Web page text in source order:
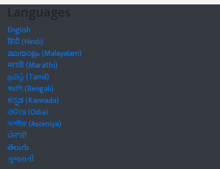
Languages
English
हिंदी (Hindi)
മലയാളം (Malayalam)
मराठी (Marathi)
தமிழ் (Tamil)
বাঙালি (Bengali)
ಕನ್ನಡ (Kannada)
ଓଡିଆ (Odia)
অসমীয়া (Asomiya)
ਪੰਜਾਬੀ
తెలుగు
ગુજરાતી